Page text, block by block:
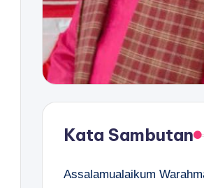
Kata Sambutan
Assalamualaikum